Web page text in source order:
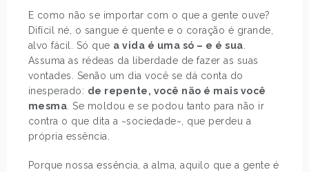
E como não se importar com o que a gente ouve?
Difícil né, o sangue é quente e o coração é grande,
alvo fácil. Só que a vida é uma só – e é sua
Assuma as rédeas da liberdade de fazer as suas
vontades. Senão um dia você se dá conta do
inesperado: de repente, você não é mais você
mesma . Se moldou e se podou tanto para não ir
contra o que dita a ~sociedade~, que perdeu a
própria essência.
Porque nossa essência, a alma, aquilo que a gente é